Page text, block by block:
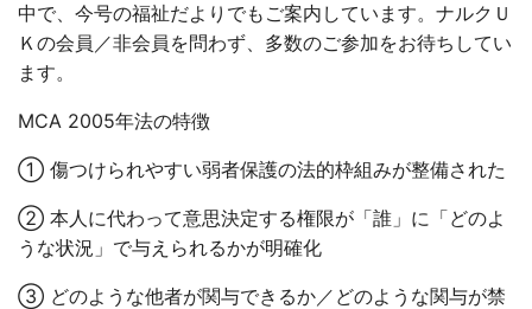
中で、今号の福祉だよりでもご案内しています。ナルクＵ
Ｋの会員／非会員を問わず、多数のご参加をお待ちしてい
ます。
MCA 2005年法の特徴
① 傷つけられやすい弱者保護の法的枠組みが整備された
② 本人に代わって意思決定する権限が「誰」に「どのよ
うな状況」で与えられるかが明確化
③ どのような他者が関与できるか／どのような関与が禁